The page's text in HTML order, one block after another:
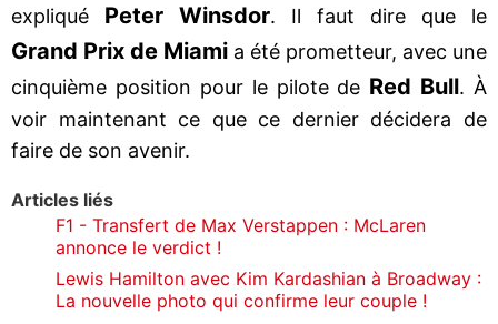
expliqué Peter Winsdor. Il faut dire que le
Grand Prix de Miami a été prometteur, avec une
cinquième position pour le pilote de Red Bull. À
voir maintenant ce que ce dernier décidera de
faire de son avenir.
Articles liés
F1 - Transfert de Max Verstappen : McLaren
annonce le verdict !
Lewis Hamilton avec Kim Kardashian à Broadway :
La nouvelle photo qui confirme leur couple !